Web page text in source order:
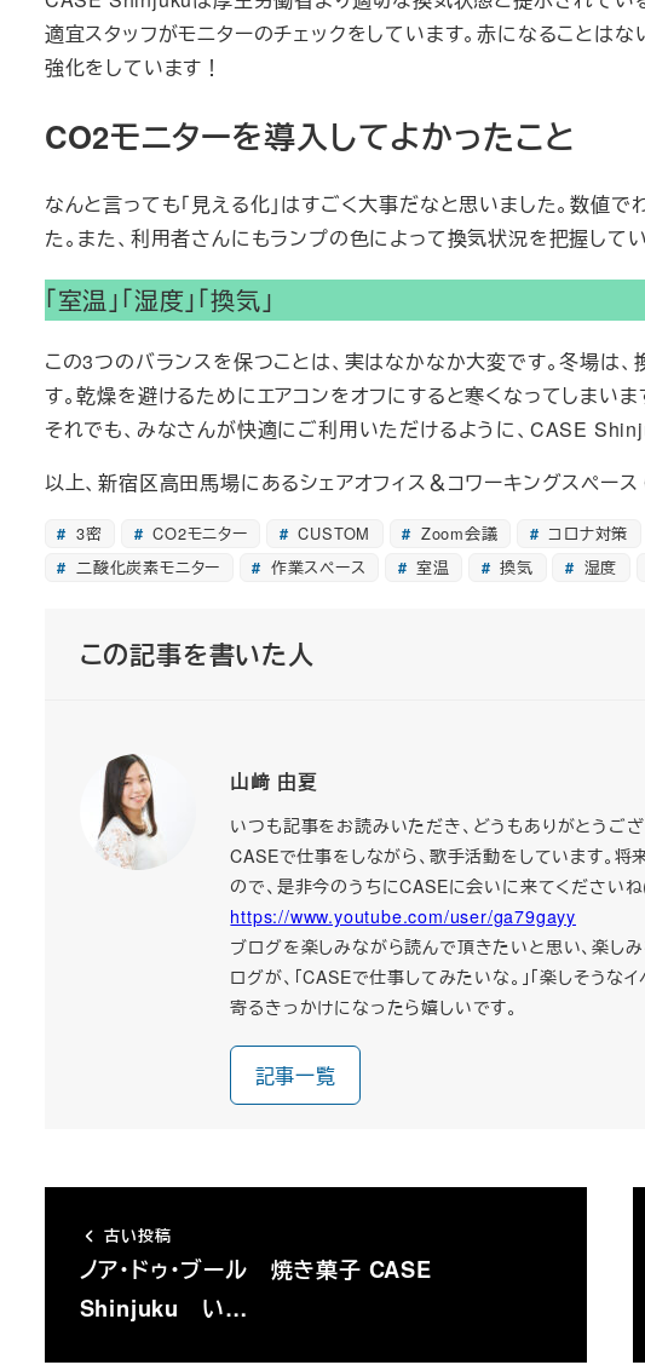
適宜スタッフがモニターのチェックをしています。赤になることは
強化をしています！
CO2モニターを導入してよかったこと
なんと言っても「見える化」はすごく大事だなと思いました。数値
た。また、利用者さんにもランプの色によって換気状況を把握して
「室温」「湿度」「換気」
この3つのバランスを保つことは、実はなかなか大変です。冬場は
す。乾燥を避けるためにエアコンをオフにすると寒くなってしまいま
それでも、みなさんが快適にご利用いただけるように、CASE
以上、新宿区高田馬場にあるシェアオフィス＆コワーキングスペー
3密 CO2モニター CUSTOM Zoom会議 コロナ対策
二酸化炭素モニター
作業スペース 室温 換気 湿度
この記事を書いた人
山﨑 由夏
いつも記事をお読みいただき、どうもありがとうござ
CASEで仕事をしながら、歌手活動をしています。
ので、是非今のうちにCASEに会いに来てくださ
https://www.youtube.com/user/ga79gayy
ブログを楽しみながら読んで頂きたいと思い、楽し
ログが、「CASEで仕事してみたいな。」「楽しそう
寄るきっかけになったら嬉しいです。
記事一覧
古い投稿
ノア・ドゥ・ブール 焼き菓子 CASE
Shinjuku い…